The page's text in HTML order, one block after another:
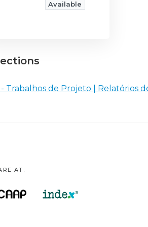
Available
- Trabalhos de Projeto | Relatórios
AT: